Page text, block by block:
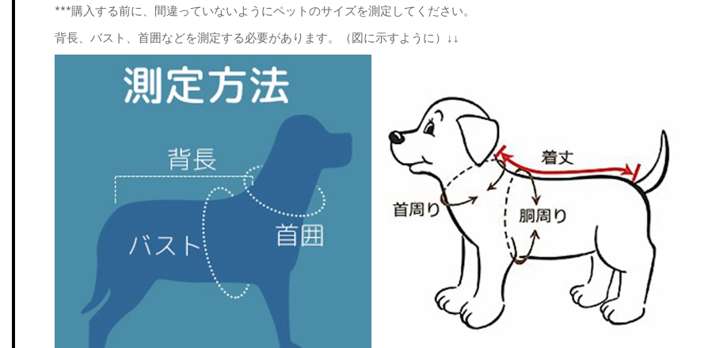
***購入する前に、間違っていないようにペットのサイズを測定してください。
背長、バスト、首囲などを測定する必要があります。（図に示すように）↓↓